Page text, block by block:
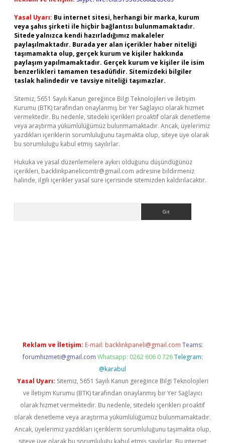
Yasal Uyarı: Bu internet sitesi, herhangi bir marka, kurum
veya şahıs şirketi ile hiçbir bağlantısı bulunmamaktadır.
Sitede yalnızca kendi hazırladığımız makaleler
paylaşılmaktadır. Burada yer alan içerikler haber niteliği
taşımamakta olup, gerçek kurum ve kişiler hakkında
paylaşım yapılmamaktadır. Gerçek kurum ve kişiler ile isim
benzerlikleri tamamen tesadüfidir. Sitemizdeki bilgiler
taslak halindedir ve tavsiye niteliği taşımazlar.
Sitemiz, 5651 Sayılı Kanun gereğince Bilgi Teknolojileri ve İletişim
Kurumu (BTK) tarafından onaylanmış bir Yer Sağlayıcı olarak hizmet
vermektedir. Bu nedenle, sitedeki içerikleri proaktif olarak denetleme
veya araştırma yükümlülüğümüz bulunmamaktadır. Ancak, üyelerimiz
yazdıkları içeriklerin sorumluluğunu taşımakta olup, siteye üye olarak
bu sorumluluğu kabul etmiş sayılırlar.
Hukuka ve yasal düzenlemelere aykırı olduğunu düşündüğünüz
içerikleri, backlinkpanelicomtr@gmail.com adresine bildirmeniz
halinde, ilgili içerikler yasal süre içerisinde sitemizden kaldırılacaktır.
Reklam ve İletişim: E-mail: backlinkpaneli@gmail.com Teams:
forumhizmeti@gmail.com Whatsapp: 0262 606 0 726 Telegram:
@karabul
Yasal Uyarı: Sitemiz, 5651 Sayılı Kanun gereğince Bilgi Teknolojileri
ve İletişim Kurumu (BTK) tarafından onaylanmış bir Yer Sağlayıcı
olarak hizmet vermektedir. Bu nedenle, sitedeki içerikleri proaktif
olarak denetleme veya araştırma yükümlülüğümüz bulunmamaktadır.
Ancak, üyelerimiz yazdıkları içeriklerin sorumluluğunu taşımakta olup,
siteye üye olarak bu sorumluluğu kabul etmiş sayılırlar. Bu internet